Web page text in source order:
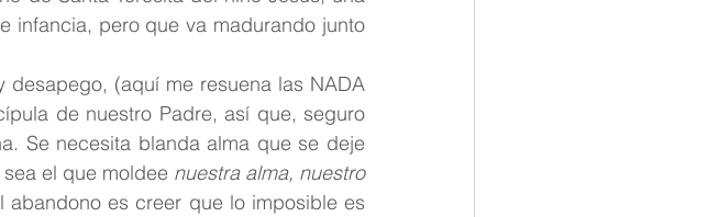
infancia, pero que va madurando junto
(aquí me resuena las NADA
de nuestro Padre, así que, seguro
Se necesita blanda alma que se deje
el que moldee nuestra alma, nuestro
abandono es creer que lo imposible es